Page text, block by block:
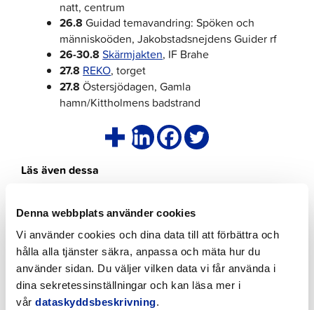
Denna webbplats använder cookies
Vi använder cookies och dina data till att förbättra och
hålla alla tjänster säkra, anpassa och mäta hur du
använder sidan. Du väljer vilken data vi får använda i
dina sekretessinställningar och kan läsa mer i
vår dataskyddsbeskrivning.
natt, centrum
26.8 Guidad temavandring: Spöken och
människoöden, Jakobstadsnejdens Guider rf
26-30.8 Skärmjakten, IF Brahe
27.8 REKO, torget
27.8 Östersjödagen, Gamla
hamn/Kittholmens badstrand
Läs även dessa
för
att
läsa
artikeln